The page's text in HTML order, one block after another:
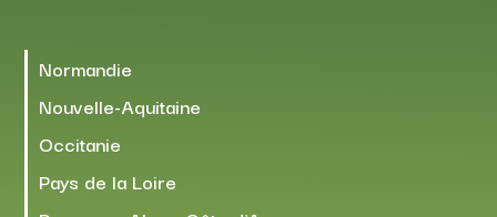
Normandie
Nouvelle-Aquitaine
Occitanie
Pays de la Loire